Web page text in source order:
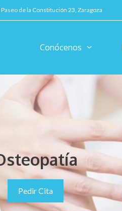
de la Constitución 23, Zaragoza
Conócenos
Pedir Cita